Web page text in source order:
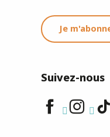
Je
Suivez-nous